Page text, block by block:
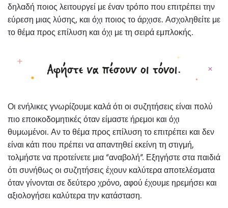
δηλαδή ποιος λειτουργεί με έναν τρόπο που επιτρέπει την
εύρεση μιας λύσης, και όχι ποιος το άρχισε. Ασχοληθείτε με
το θέμα προς επίλυση και όχι με τη σειρά εμπλοκής.
Οι ενήλικες γνωρίζουμε καλά ότι οι συζητήσεις είναι πολύ
πιο εποικοδομητικές όταν είμαστε ήρεμοι και όχι
θυμωμένοι. Αν το θέμα προς επίλυση το επιτρέπει και δεν
είναι κάτι που πρέπει να απαντηθεί εκείνη τη στιγμή,
τολμήστε να προτείνετε μια “αναβολή”. Εξηγήστε στα παιδιά
ότι συνήθως οι συζητήσεις έχουν καλύτερα αποτελέσματα
όταν γίνονται σε δεύτερο χρόνο, αφού έχουμε ηρεμήσει και
αξιολογήσει καλύτερα την κατάσταση.